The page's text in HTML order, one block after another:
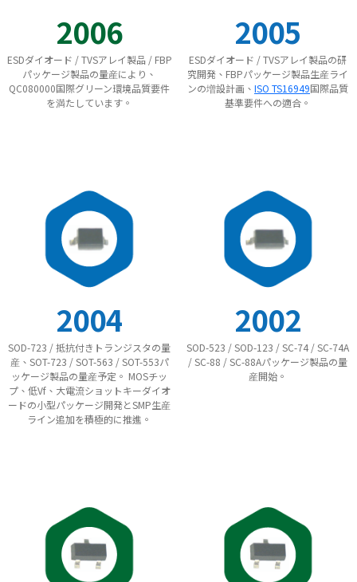
2006
ESDダイオード / TVSアレイ製品 / FBP
パッケージ製品の量産により、
QC080000国際グリーン環境品質要件
を満たしています。
2005
ESDダイオード / TVSアレイ製品の研
究開発、FBPパッケージ製品生産ライ
ンの増設計画、 ISO TS16949国際品質
基準要件への適合。
2004
SOD-723 / 抵抗付きトランジスタの量
産、SOT-723 / SOT-563 / SOT-553パ
ッケージ製品の量産予定。 MOSチッ
プ、低Vf、大電流ショットキーダイオ
ードの小型パッケージ開発とSMP生産
ライン追加を積極的に推進。
2002
SOD-523 / SOD-123 / SC-74 / SC-74A
/ SC-88 / SC-88Aパッケージ製品の量
産開始。